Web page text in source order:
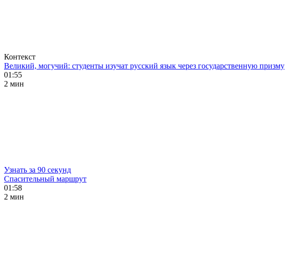
Контекст
Великий, могучий: студенты изучат русский язык через государственную призму
01:55
2 мин
Узнать за 90 секунд
Спасительный маршрут
01:58
2 мин